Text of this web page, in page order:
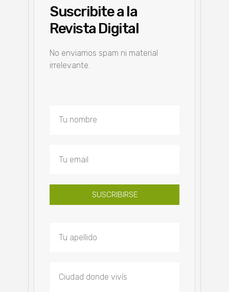
Suscribite a la
Revista Digital
No enviamos spam ni material
irrelevante.
SUSCRIBIRSE